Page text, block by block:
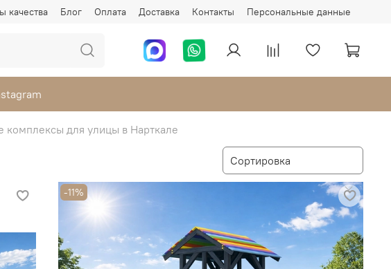
качества Блог Оплата Доставка Контакты Персональные данные
комплексы для улицы в Нарткале
-11%